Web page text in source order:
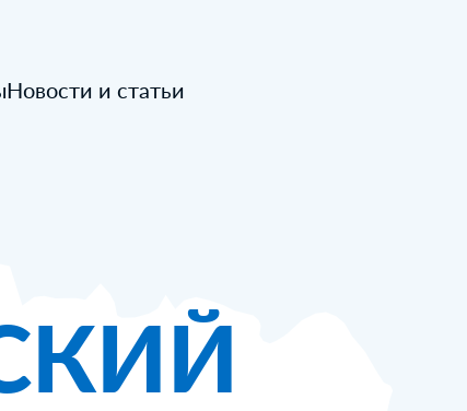
Новости и статьи